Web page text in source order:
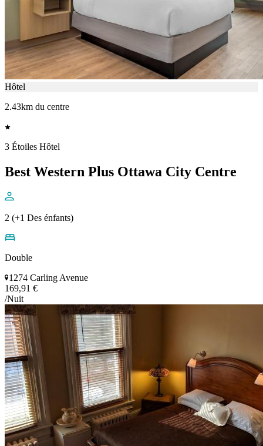
Hôtel
2.43km du centre
3 Étoiles Hôtel
Best Western Plus Ottawa City Centre
2 (+1 Des énfants)
Double
1274 Carling Avenue
169,91 €
/Nuit